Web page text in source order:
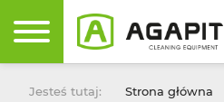
Jesteś tutaj: Strona główna